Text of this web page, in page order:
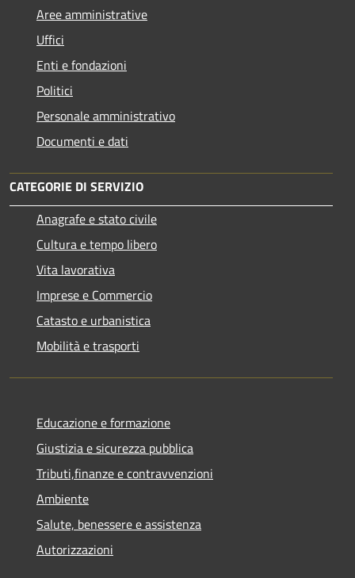
Aree amministrative
Uffici
Enti e fondazioni
Politici
Personale amministrativo
Documenti e dati
CATEGORIE DI SERVIZIO
Anagrafe e stato civile
Cultura e tempo libero
Vita lavorativa
Imprese e Commercio
Catasto e urbanistica
Mobilità e trasporti
Educazione e formazione
Giustizia e sicurezza pubblica
Tributi,finanze e contravvenzioni
Ambiente
Salute, benessere e assistenza
Autorizzazioni